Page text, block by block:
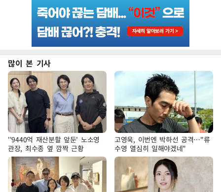
많이 본 기사
''9440억 재산분할 앞둔' 노소영
관장, 최수종 옆 깜짝 근황
고영욱, 이번엔 박하선 공격…"류
수영 열심히 일해야겠네"